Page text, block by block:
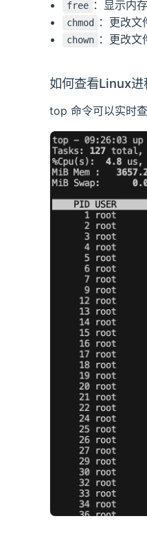
free ：显示内
chmod ：更改文
chown ：更改文
如何查看Linux进
top 命令可以实时